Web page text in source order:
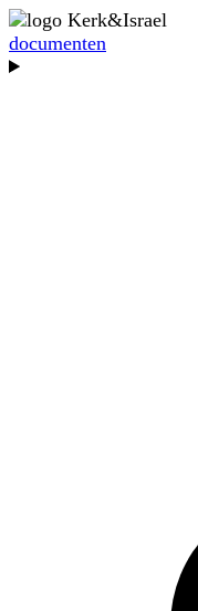
documenten